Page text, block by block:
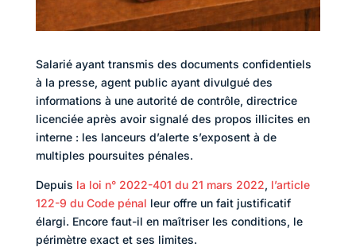
Salarié ayant transmis des documents confidentiels
à la presse, agent public ayant divulgué des
informations à une autorité de contrôle, directrice
licenciée après avoir signalé des propos illicites en
interne : les lanceurs d’alerte s’exposent à de
multiples poursuites pénales.
Depuis la loi n° 2022-401 du 21 mars 2022, l’article
122-9 du Code pénal leur offre un fait justificatif
élargi. Encore faut-il en maîtriser les conditions, le
périmètre exact et ses limites.